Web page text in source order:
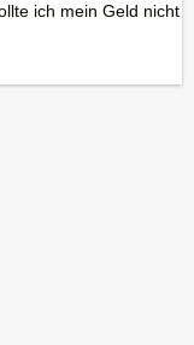
ich mein Geld nicht